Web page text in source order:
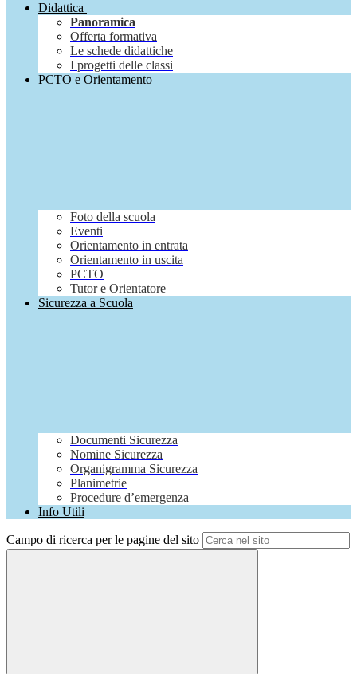
Didattica
Panoramica
Offerta formativa
Le schede didattiche
I progetti delle classi
PCTO e Orientamento
Foto della scuola
Eventi
Orientamento in entrata
Orientamento in uscita
PCTO
Tutor e Orientatore
Sicurezza a Scuola
Documenti Sicurezza
Nomine Sicurezza
Organigramma Sicurezza
Planimetrie
Procedure d’emergenza
Info Utili
Campo di ricerca per le pagine del sito